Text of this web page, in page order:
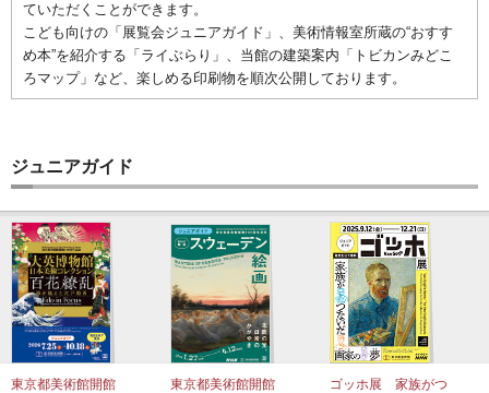
ていただくことができます。
こども向けの「展覧会ジュニアガイド」、美術情報室所蔵の“おすす
め本”を紹介する「ライぶらり」、 当館の建築案内「トビカンみどこ
ろマップ」など、楽しめる印刷物を順次公開しております。
ジュニアガイド
東京都美術館開館
東京都美術館開館
ゴッホ展 家族がつ